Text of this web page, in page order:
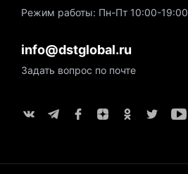
Режим работы: Пн-Пт 10:00-19:00
info@dstglobal.ru
Задать вопрос по почте